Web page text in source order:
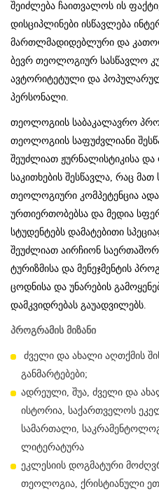
შეიძლება ჩაითვალოს ის
დისციპლინები ისწავლება
მართლმადიდებლური და
ბევრ თეოლოგიურ სასწავლო
ავტორიტეტული და
პერსონალი.
თეოლოგიის საბაკალავრო
თეოლოგიის საფუძვლიანი
შეუძლიათ ჟურნალისტიკისა
საკითხების შესწავლა, რაც მათ
თეოლოგიური კომპეტენცია
ურთიერთობებსა და მედია
სტუდენტებს დამატებითი
შეუძლიათ აირჩიონ
ტურიზმისა და მენეჯმენტის
ცოდნისა და უნარების
დამკვიდრებას გაუადვილებს.
პროგრამის მიზანი
ძველი და ახალი აღთქმის
განმარტებები;
ადრეული, შუა, ძველი და
ისტორია, საქართველოს
სამართალი,
ლიტერატურა
ეკლესიის დოგმატური
თეოლოგია, ქრისტიანული